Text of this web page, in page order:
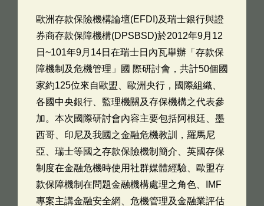
歐洲存款保險機構論壇(EFDI)及瑞士銀行與證
券商存款保障機構(DPSBSD)於2012年9月12
日~101年9月14日在瑞士日內瓦舉辦「存款保
障機制及危機管理」國 際研討會，共計50個國
家約125位來自歐盟、歐洲央行，國際組織、
各國中央銀行、監理機關及存保機構之代表參
加。本次國際研討會內容主要包括阿根廷、墨
西哥、印尼及我國之金融危機教訓，羅馬尼
亞、瑞士等國之存款保險機制簡介、英國存保
制度在金融危機時使用社群媒體經驗、歐盟存
款保障機制在問題金融機構處理之角色、IMF
專案主講金融安全網、危機管理及金融業評估